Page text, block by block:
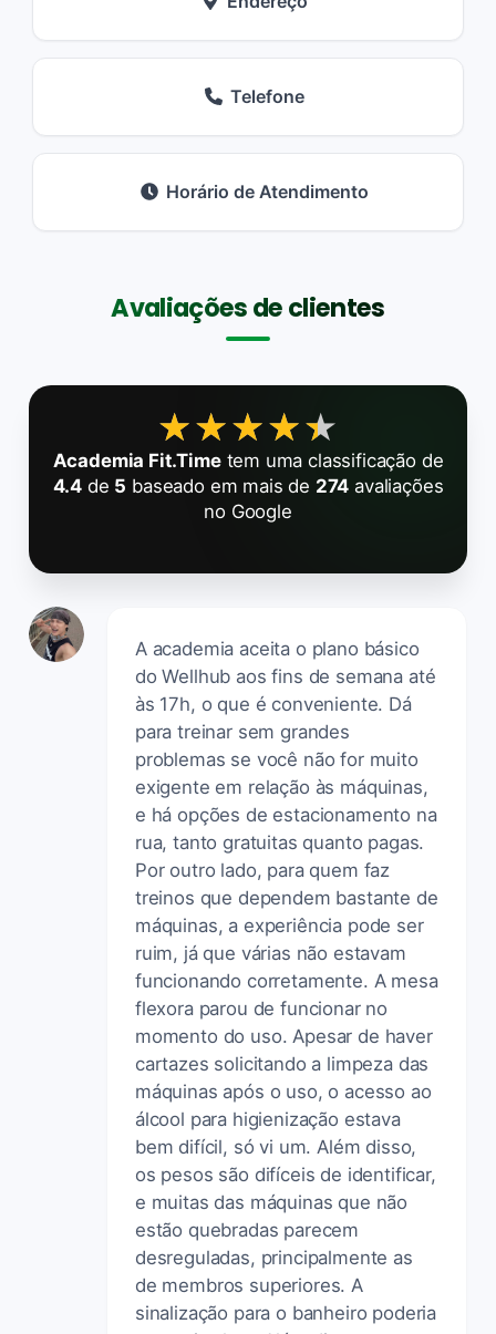
Telefone
Horário de Atendimento
Avaliações de clientes
★★★★★
★★★★★
Academia Fit.Timetem uma classificação de
4.4 de 5 baseado em mais de 274 avaliações
no Google
A academia aceita o plano básico
do Wellhub aos fins de semana até
às 17h, o que é conveniente. Dá
para treinar sem grandes
problemas se você não for muito
exigente em relação às máquinas,
e há opções de estacionamento na
rua, tanto gratuitas quanto pagas.
Por outro lado, para quem faz
treinos que dependem bastante de
máquinas, a experiência pode ser
ruim, já que várias não estavam
funcionando corretamente. A mesa
flexora parou de funcionar no
momento do uso. Apesar de haver
cartazes solicitando a limpeza das
máquinas após o uso, o acesso ao
álcool para higienização estava
bem difícil, só vi um. Além disso,
os pesos são difíceis de identificar,
e muitas das máquinas que não
estão quebradas parecem
desreguladas, principalmente as
de membros superiores. A
sinalização para o banheiro poderia